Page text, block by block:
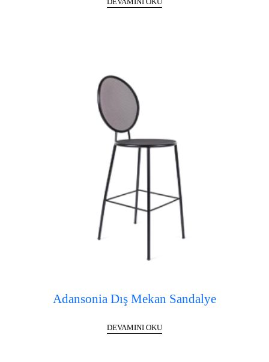
Adansonia Dış Mekan Sandalye
DEVAMINI OKU